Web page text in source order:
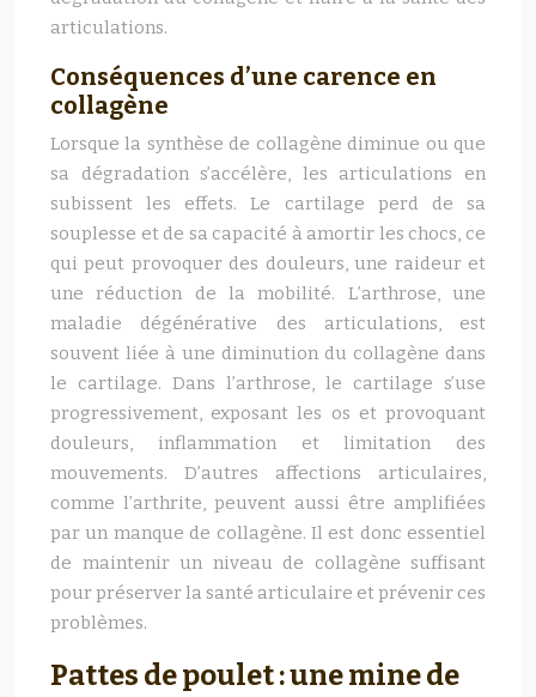
articulations.
Conséquences d’une carence en
collagène
Lorsque la synthèse de collagène diminue ou que
sa dégradation s’accélère, les articulations en
subissent les effets. Le cartilage perd de sa
souplesse et de sa capacité à amortir les chocs, ce
qui peut provoquer des douleurs, une raideur et
une réduction de la mobilité. L’arthrose, une
maladie dégénérative des articulations, est
souvent liée à une diminution du collagène dans
le cartilage. Dans l’arthrose, le cartilage s’use
progressivement, exposant les os et provoquant
douleurs, inflammation et limitation des
mouvements. D’autres affections articulaires,
comme l’arthrite, peuvent aussi être amplifiées
par un manque de collagène. Il est donc essentiel
de maintenir un niveau de collagène suffisant
pour préserver la santé articulaire et prévenir ces
problèmes.
Pattes de poulet : une mine de